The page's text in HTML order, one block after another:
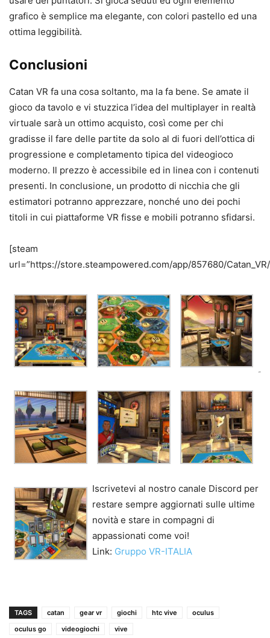
grafico è semplice ma elegante, con colori pastello ed una
ottima leggibilità.
Conclusioni
Catan VR fa una cosa soltanto, ma la fa bene. Se amate il
gioco da tavolo e vi stuzzica l’idea del multiplayer in realtà
virtuale sarà un ottimo acquisto, così come per chi
gradisse il fare delle partite da solo al di fuori dell’ottica di
progressione e completamento tipica del videogioco
moderno. Il prezzo è accessibile ed in linea con i contenuti
presenti. In conclusione, un prodotto di nicchia che gli
estimatori potranno apprezzare, nonché uno dei pochi
titoli in cui piattaforme VR fisse e mobili potranno sfidarsi.
[steam
url=”https://store.steampowered.com/app/857680/
Iscrivetevi al nostro canale Discord per
restare sempre aggiornati sulle ultime
novità e stare in compagni di
appassionati come voi!
Link: Gruppo VR-ITALIA
TAGS catan gear vr giochi htc vive
oculus
oculus go
videogiochi vive